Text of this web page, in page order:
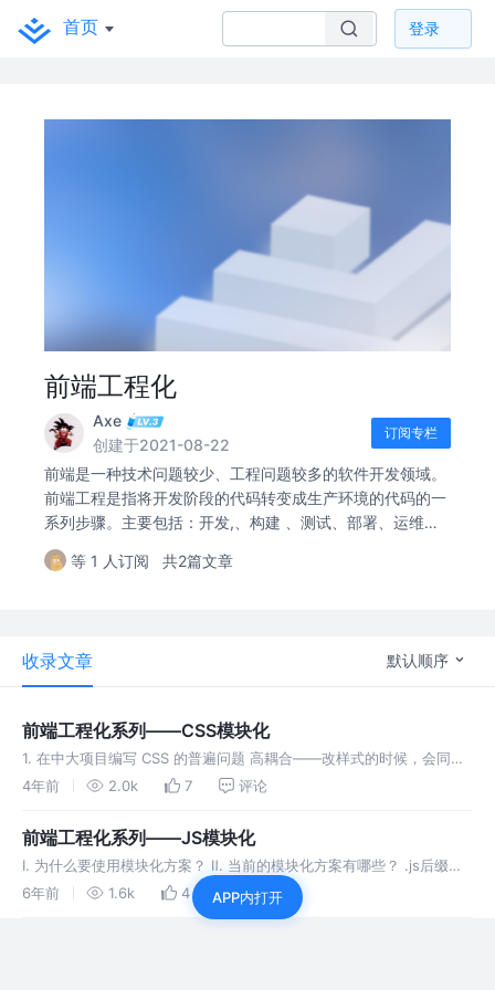
首页 登录
前端工程化
Axe
创建于2021-08-22
订阅专栏
前端是一种技术问题较少、工程问题较多的软件开发领域。
前端工程是指将开发阶段的代码转变成生产环境的代码的一
系列步骤。主要包括：开发,、构建 、测试、部署、运维、
管理等。并将软件工程的原则、方法、技术、工具运用在前
端开发中, 目的是实现高效开发、质量可控。
等 1 人订阅 共2篇文章
收录文章 默认顺序
前端工程化系列——CSS模块化
1. 在中大项目编写 CSS 的普遍问题 高耦合——改样式的时候，会同时
其他地方的样式，导致意外的样式问题 低复用——重复编写相同的样
4年前 2.0k 7 评论
前端工程化系列——JS模块化
Ⅰ. 为什么要使用模块化方案？ Ⅱ. 当前的模块化方案有哪些？ .js后缀可
以省略。如果只是模块名，不带有路径，那么必须有配置文件， 告诉
JavaScript 引擎该模块的位置。 Ⅲ. ES6模块化方案中常用方法及语法
6年前 1.6k 4 评论
APP内打开